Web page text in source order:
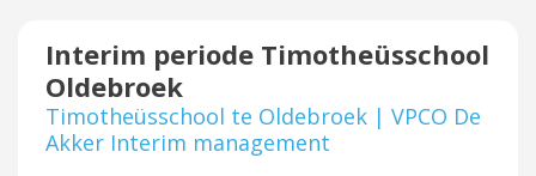
Interim periode Timotheüsschool
Oldebroek
Timotheüsschool te Oldebroek | VPCO De
Akker Interim management